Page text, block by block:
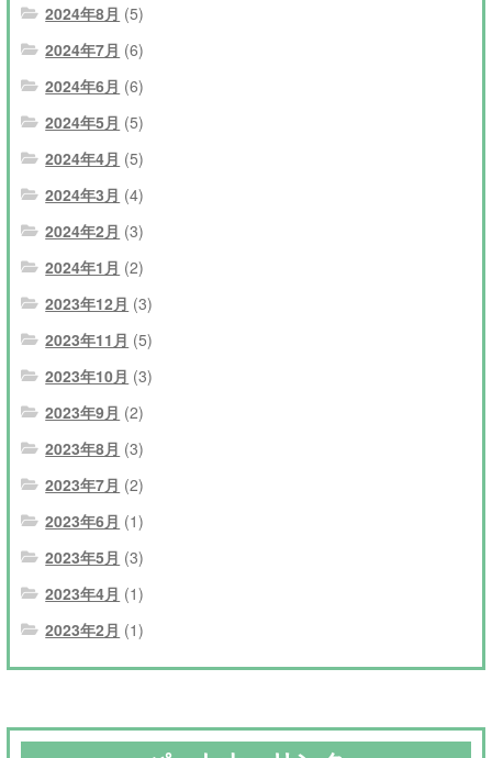
2024年8月 (5)
2024年7月 (6)
2024年6月 (6)
2024年5月 (5)
2024年4月 (5)
2024年3月 (4)
2024年2月 (3)
2024年1月 (2)
2023年12月 (3)
2023年11月 (5)
2023年10月 (3)
2023年9月 (2)
2023年8月 (3)
2023年7月 (2)
2023年6月 (1)
2023年5月 (3)
2023年4月 (1)
2023年2月 (1)